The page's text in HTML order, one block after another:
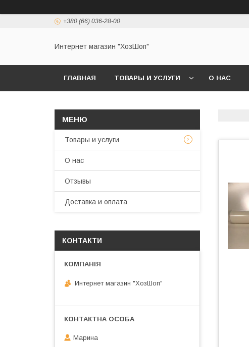
+380 (66) 036-28-00
Интернет магазин "ХозШоп"
ГЛАВНАЯ ТОВАРЫ И УСЛУГИ О НАС
Товары и услуги
О нас
Отзывы
Доставка и оплата
КОНТАКТИ
Интернет магазин "ХозШоп"
Марина